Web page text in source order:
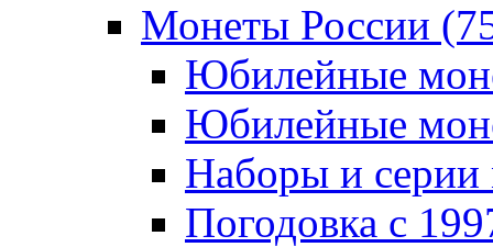
Монеты России
Юбилейные
Юбилейные
Наборы и серии
Погодовка c